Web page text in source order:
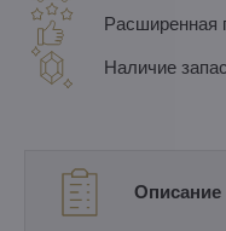
Расширенная
Наличие
Описание